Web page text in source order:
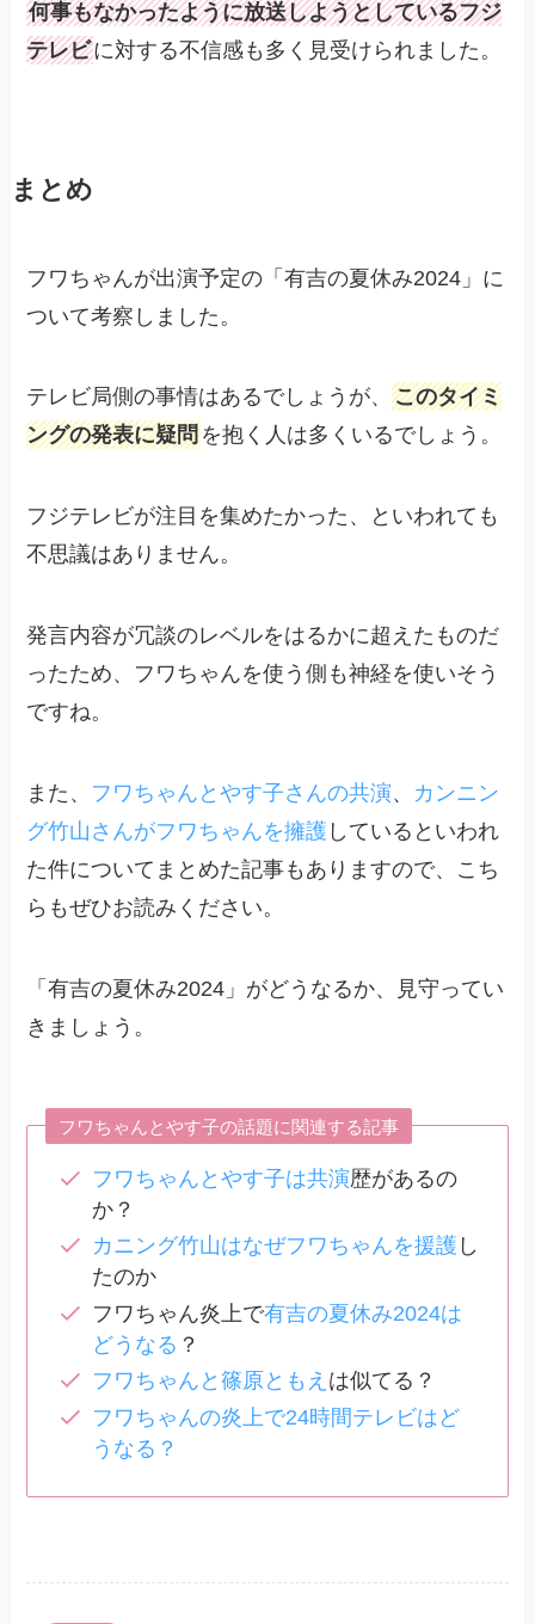
何事もなかったように放送しようとしているフジ
テレビに対する不信感も多く見受けられました。
まとめ
フワちゃんが出演予定の「有吉の夏休み2024」に
ついて考察しました。
テレビ局側の事情はあるでしょうが、このタイミ
ングの発表に疑問を抱く人は多くいるでしょう。
フジテレビが注目を集めたかった、といわれても
不思議はありません。
発言内容が冗談のレベルをはるかに超えたものだ
ったため、フワちゃんを使う側も神経を使いそう
ですね。
また、 フワちゃんとやす子さんの共演、 カンニン
グ竹山さんがフワちゃんを擁護 しているといわれ
た件についてまとめた記事もありますので、こち
らもぜひお読みください。
「有吉の夏休み2024」がどうなるか、見守ってい
きましょう。
フワちゃんとやす子の話題に関連する記事
フワちゃんとやす子は共演歴があるの
か？
カニング竹山はなぜフワちゃんを援護 し
たのか
フワちゃん炎上で有吉の夏休み2024は
どうなる ？
フワちゃんと篠原ともえ は似てる？
フワちゃんの炎上で24時間テレビはど
うなる？